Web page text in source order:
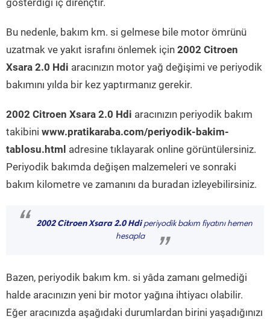
gösterdiği iç dirençtir.
Bu nedenle, bakım km. si gelmese bile motor ömrünü
uzatmak ve yakıt israfını önlemek için 2002 Citroen
Xsara 2.0 Hdi aracınızın motor yağ değişimi ve periyodik
bakımını yılda bir kez yaptırmanız gerekir.
2002 Citroen Xsara 2.0 Hdi aracınızın periyodik bakım
takibini www.pratikaraba.com/periyodik-bakim-
tablosu.html adresine tıklayarak online görüntülersiniz.
Periyodik bakımda değişen malzemeleri ve sonraki
bakım kilometre ve zamanını da buradan izleyebilirsiniz.
“ 2002 Citroen Xsara 2.0 Hdiperiyodik bakım fiyatını hemen
hesapla
”
Bazen, periyodik bakım km. si yâda zamanı gelmediği
halde aracınızın yeni bir motor yağına ihtiyacı olabilir.
Eğer aracınızda aşağıdaki durumlardan birini yaşadığınızı